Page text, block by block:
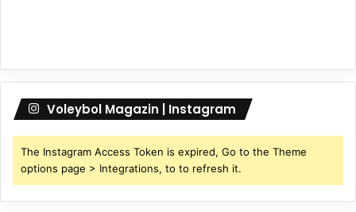
Voleybol Magazin | Instagram
The Instagram Access Token is expired, Go to the Theme
options page > Integrations, to to refresh it.